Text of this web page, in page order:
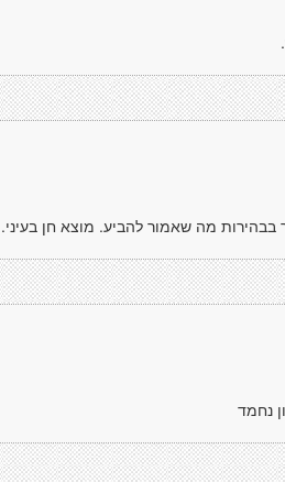
בבהירות מה שאמור להביע. מוצא חן בעיני.
נחמד